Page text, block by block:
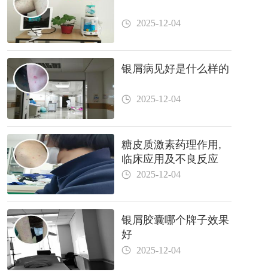
2025-12-04
银屑病见好是什么样的
2025-12-04
糖皮质激素药理作用,
临床应用及不良反应
2025-12-04
银屑胶囊哪个牌子效果
好
2025-12-04